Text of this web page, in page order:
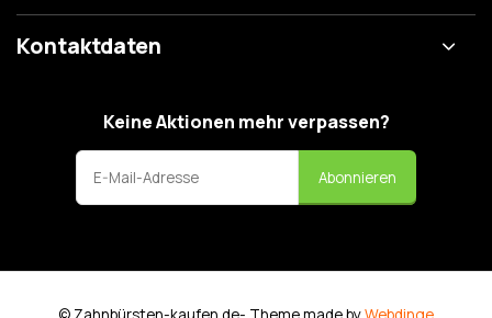
Kontaktdaten
Keine Aktionen mehr verpassen?
Abonnieren